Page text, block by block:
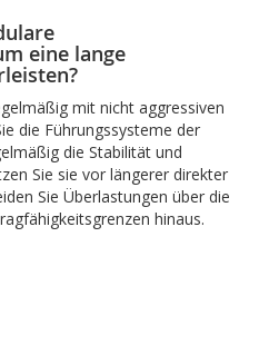
eine lange
mit nicht aggressiven
die Führungssysteme der
die Stabilität und
Sie sie vor längerer direkter
Sie Überlastungen über die
hinaus.